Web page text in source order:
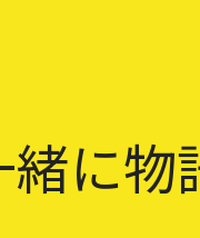
緒に